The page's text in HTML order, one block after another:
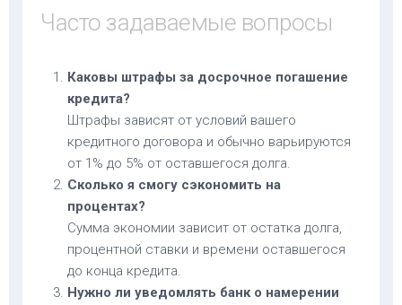
Часто задаваемые вопросы
Каковы штрафы за досрочное погашение
кредита?
Штрафы зависят от условий вашего
кредитного договора и обычно варьируются
от 1% до 5% от оставшегося долга.
Сколько я смогу сэкономить на
процентах?
Сумма экономии зависит от остатка долга,
процентной ставки и времени оставшегося
до конца кредита.
Нужно ли уведомлять банк о намерении